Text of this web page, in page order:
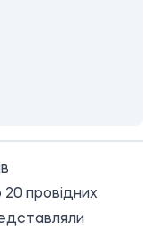
провідних